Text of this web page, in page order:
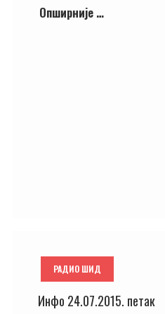
Опширније …
РАДИО ШИД
Инфо 24.07.2015. петак